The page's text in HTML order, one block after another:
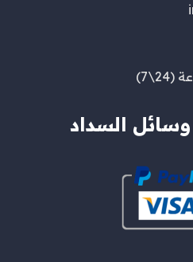
السداد